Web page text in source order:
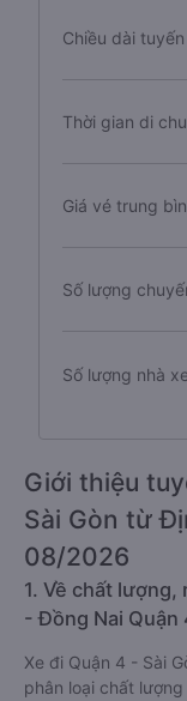
Chiều dài
Thời gian di
Giá vé trung
Số lượng
Số lượng nhà xe
Giới thiệu
Sài Gòn từ
08/2026
1. Về chất
- Đồng Nai Quận
Xe đi Quận 4 - Sài
phân loại chất